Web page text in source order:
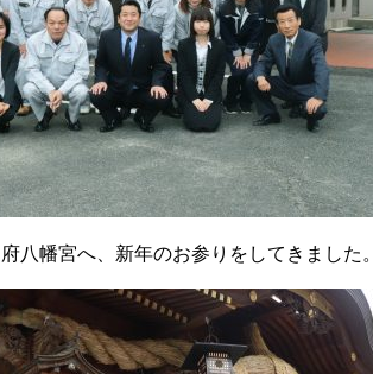
八幡宮へ、新年のお参りをしてきました。